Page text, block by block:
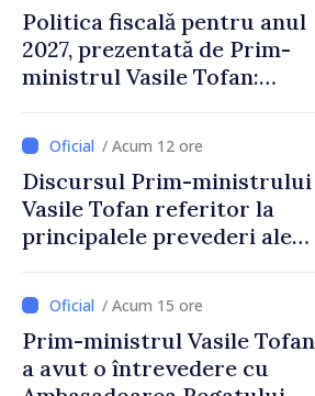
Politica fiscală pentru anul
2027, prezentată de Prim-
ministrul Vasile Tofan:
stimularea investițiilor și o
taxare mai echitabilă
/ Acum 12 ore
Discursul Prim-ministrului
Vasile Tofan referitor la
principalele prevederi ale
2027
/ Acum 15 ore
Prim-ministrul Vasile Tofan
a avut o întrevedere cu